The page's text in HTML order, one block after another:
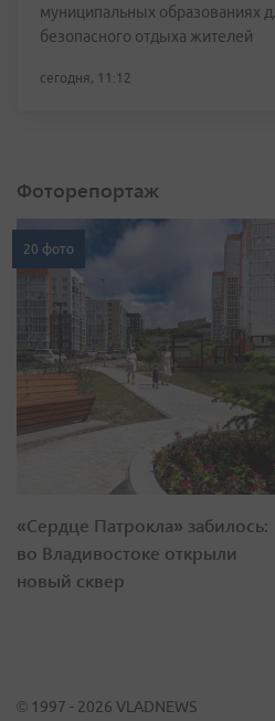
муниципальных образованиях
безопасного отдыха жителей
сегодня, 11:12
Фоторепортаж
20 фото
«Сердце Патрокла» забилось:
во Владивостоке открыли
новый сквер
© 1997 - 2026 VLADNEWS